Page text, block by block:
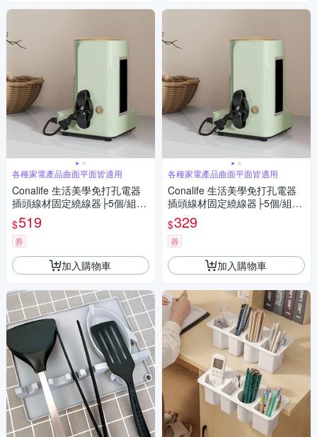
各種家電產品曲面平面皆適用
Conalife 生活美學免打孔電器
插頭線材固定繞線器├5個/組┤
（4組）
$519
券
加入購物車
各種家電產品曲面平面皆適用
Conalife 生活美學免打孔電器
插頭線材固定繞線器├5個/組┤
（2組）
$329
券
加入購物車